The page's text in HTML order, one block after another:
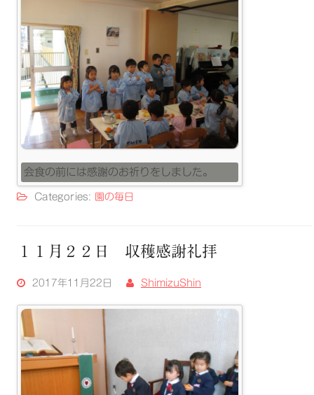
会食の前には感謝のお祈りをしました。
Categories: 園の毎日
１１月２２日 収穫感謝礼拝
2017年11月22日 ShimizuShin